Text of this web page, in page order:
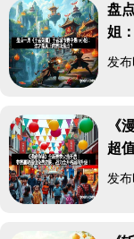
盘
姐
发
《
超
发